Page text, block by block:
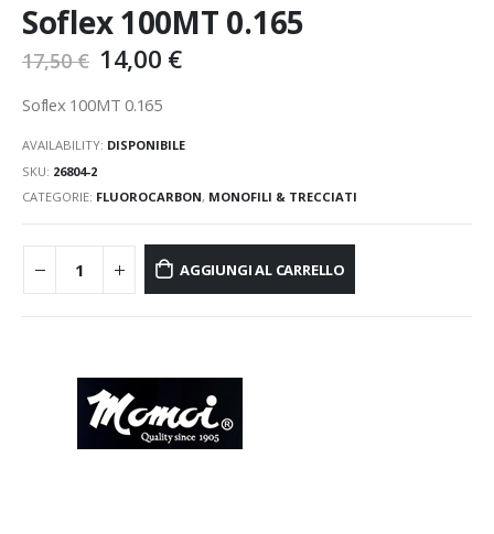
Soflex 100MT 0.165
17,50€ 14,00 €
Soflex 100MT 0.165
AVAILABILITY: DISPONIBILE
SKU: 26804-2
CATEGORIE: FLUOROCARBON, MONOFILI & TRECCIATI
AGGIUNGI AL CARRELLO